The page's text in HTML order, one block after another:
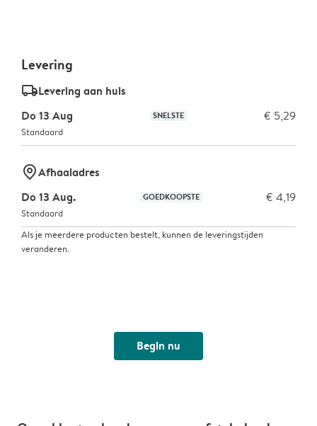
Levering
delivery_standard_v2Levering aan huis
Do 13 Aug
SNELSTE € 5,29
Standaard
marker-pinAfhaaladres
Do 13 Aug.
GOEDKOOPSTE € 4,19
Standaard
Als je meerdere producten bestelt, kunnen de leveringstijden
veranderen.
Begin nu